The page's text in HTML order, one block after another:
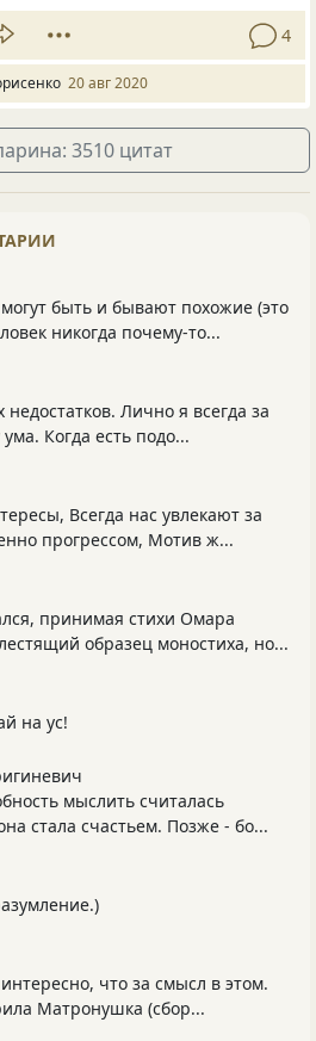
4
20 авг 2020
3510 цитат
быть и бывают похожие (это
никогда почему-то...
Лично я всегда за
Когда есть подо...
Всегда нас увлекают за
прогрессом, Мотив ж...
принимая стихи Омара
образец моностиха, но...
на ус!
мыслить считалась
стала счастьем. Позже - бо...
что за смысл в этом.
Матронушка (сбор...